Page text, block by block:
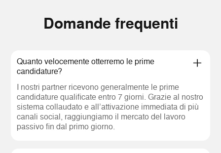
Domande frequenti
Quanto velocemente otterremo le prime
candidature?
I nostri partner ricevono generalmente le prime
candidature qualificate entro 7 giorni. Grazie al nostro
sistema collaudato e all’attivazione immediata di più
canali social, raggiungiamo il mercato del lavoro
passivo fin dal primo giorno.